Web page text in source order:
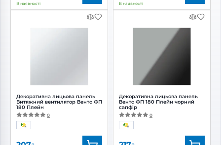
В наявності
Вентс
Декоративна лицьова панель
Витяжний вентилятор Вентс ФП
180 Плейн
0
В наявності
Вентс
0688159753
Декоративна лицьова панель
Вентс ФП 180 Плейн чорний
сапфір
0